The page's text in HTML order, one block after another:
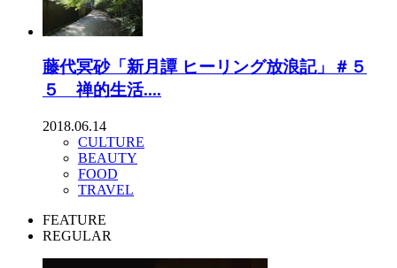
藤代冥砂「新月譚 ヒーリング放浪記」＃５
５ 禅的生活....
2018.06.14
CULTURE
BEAUTY
FOOD
TRAVEL
FEATURE
REGULAR